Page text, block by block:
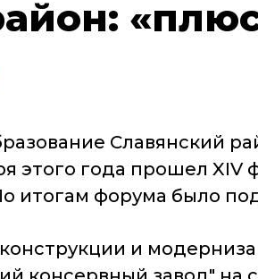
Славянский
этого года прошел
итогам форума было
и